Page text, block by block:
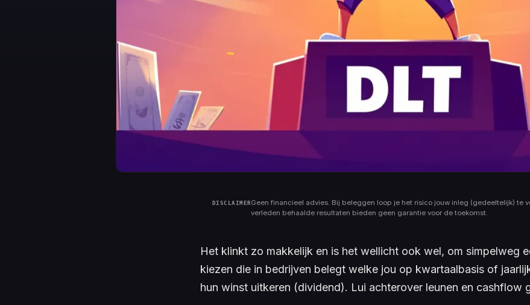
Geen financieel advies. Bij beleggen loop je het risico jouw inleg (gedeeltelijk) te
verleden behaalde resultaten bieden geen garantie voor de toekomst.
Het klinkt zo makkelijk en is het wellicht ook wel, om simpelweg
kiezen die in bedrijven belegt welke jou op kwartaalbasis of
hun winst uitkeren (dividend). Lui achterover leunen en cashflow